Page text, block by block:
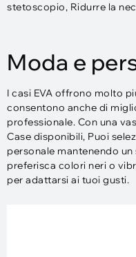
stetoscopio, Ridurre la
Moda e
I casi EVA offrono molto
consentono anche di
professionale. Con una
Case disponibili, Puoi
personale mantenendo
preferisca colori neri o
per adattarsi ai tuoi gusti.